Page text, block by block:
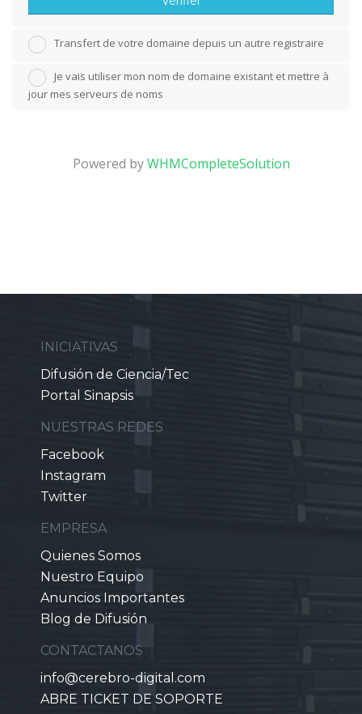
Transfert de votre domaine depuis un autre registraire
Je vais utiliser mon nom de domaine existant et mettre à
jour mes serveurs de noms
Powered byWHMCompleteSolution
INICIATIVAS
Difusión de Ciencia/Tec
Portal Sinapsis
NUESTRAS REDES
Facebook
Instagram
Twitter
EMPRESA
Quienes Somos
Nuestro Equipo
Anuncios Importantes
Blog de Difusión
CONTACTANOS
info@cerebro-digital.com
ABRE TICKET DE SOPORTE